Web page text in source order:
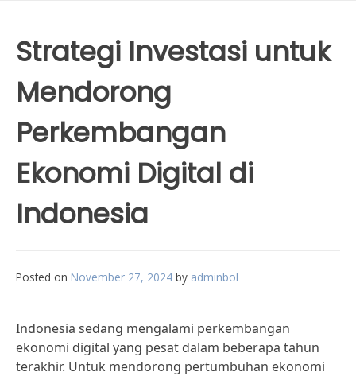
Strategi Investasi untuk
Mendorong
Perkembangan
Ekonomi Digital di
Indonesia
Posted on November 27, 2024 by adminbol
Indonesia sedang mengalami perkembangan
ekonomi digital yang pesat dalam beberapa tahun
terakhir. Untuk mendorong pertumbuhan ekonomi